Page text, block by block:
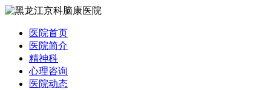
医院首页
医院简介
精神科
心理咨询
医院动态